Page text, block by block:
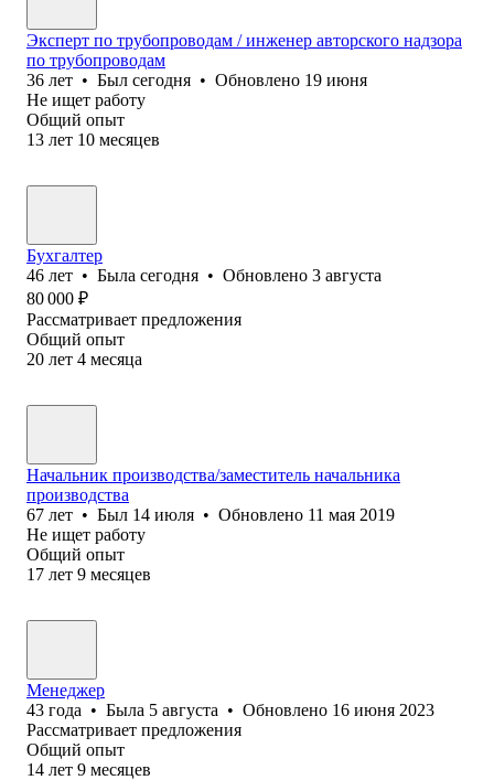
Эксперт по трубопроводам / инженер авторского надзора
по трубопроводам
36 лет • Был сегодня • Обновлено 19 июня
Не ищет работу
Общий опыт
13 лет 10 месяцев
Бухгалтер
46 лет • Была сегодня • Обновлено 3 августа
80 000 ₽
Рассматривает предложения
Общий опыт
20 лет 4 месяца
Начальник производства/заместитель начальника
производства
67 лет • Был 14 июля • Обновлено 11 мая 2019
Не ищет работу
Общий опыт
17 лет 9 месяцев
Менеджер
43 года • Была 5 августа • Обновлено 16 июня 2023
Рассматривает предложения
Общий опыт
14 лет 9 месяцев